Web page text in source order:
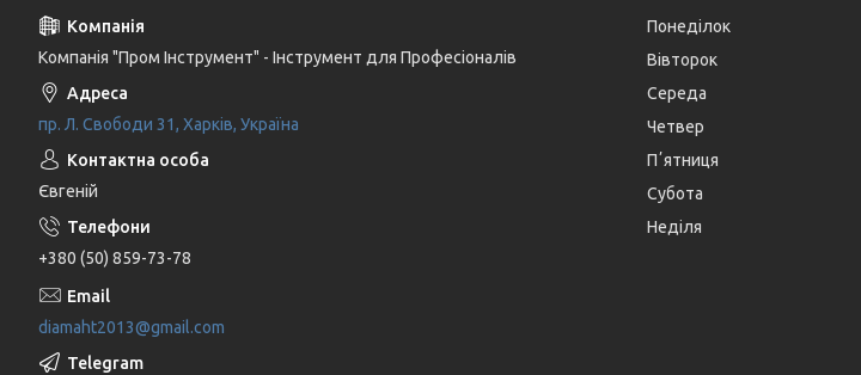
Компанія "Пром Інструмент" - Інструмент для Професіоналів
пр. Л. Свободи 31, Харків, Україна
Євгеній
+380 (50) 859-73-78
diamaht2013@gmail.com
Понеділок
Вівторок
Середа
Четвер
Пʼятниця
Субота
Неділя